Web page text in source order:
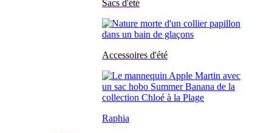
Sacs d'été
Accessoires d'été
Raphia